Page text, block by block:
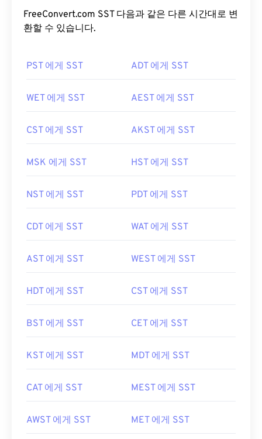
FreeConvert.com SST 다음과 같은 다른 시간대로 변
환할 수 있습니다.
PST 에게 SST ADT 에게 SST
WET 에게 SST AEST 에게 SST
CST 에게 SST AKST 에게 SST
MSK 에게 SST HST 에게 SST
NST 에게 SST PDT 에게 SST
CDT 에게 SST WAT 에게 SST
AST 에게 SST WEST 에게 SST
HDT 에게 SST CST 에게 SST
BST 에게 SST CET 에게 SST
KST 에게 SST MDT 에게 SST
CAT 에게 SST MEST 에게 SST
AWST 에게 SST MET 에게 SST